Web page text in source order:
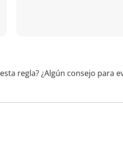
regla? ¿Algún consejo